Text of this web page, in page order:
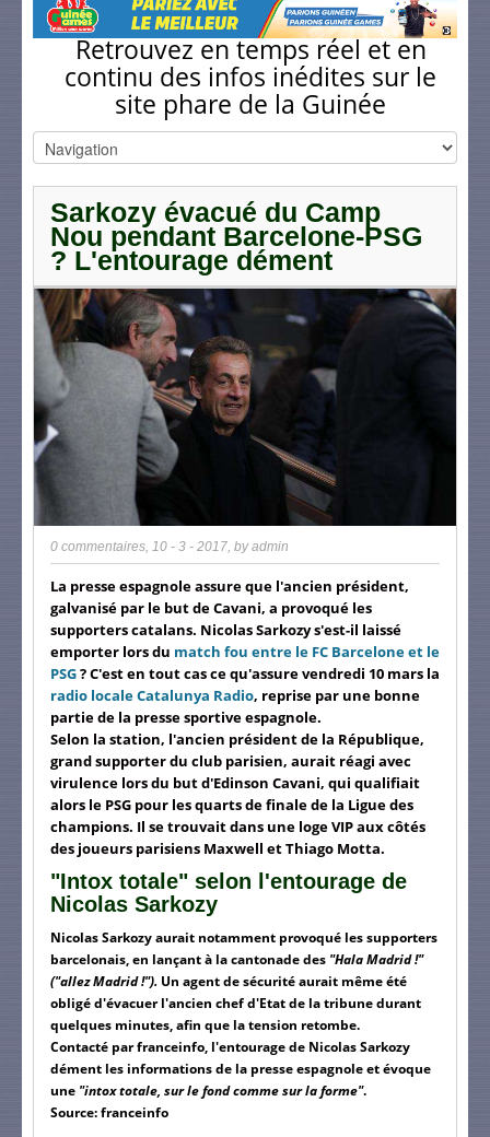
Retrouvez en temps réel et en
continu des infos inédites sur le
site phare de la Guinée
Sarkozy évacué du Camp
Nou pendant Barcelone-PSG
? L'entourage dément
0 commentaires, 10 - 3 - 2017, byadmin
La presse espagnole assure que l'ancien président,
galvanisé par le but de Cavani, a provoqué les
supporters catalans. Nicolas Sarkozy s'est-il laissé
emporter lors du match fou entre le FC Barcelone et le
PSG? C'est en tout cas ce qu'assure vendredi 10 mars la
radio locale Catalunya Radio, reprise par une bonne
partie de la presse sportive espagnole.
Selon la station, l'ancien président de la République,
grand supporter du club parisien, aurait réagi avec
virulence lors du but d'Edinson Cavani, qui qualifiait
alors le PSG pour les quarts de finale de la Ligue des
champions. Il se trouvait dans une loge VIP aux côtés
des joueurs parisiens Maxwell et Thiago Motta.
"Intox totale" selon l'entourage de
Nicolas Sarkozy
Nicolas Sarkozy aurait notamment provoqué les supporters
barcelonais, en lançant à la cantonade des "Hala Madrid !"
("allez Madrid !"). Un agent de sécurité aurait même été
obligé d'évacuer l'ancien chef d'Etat de la tribune durant
quelques minutes, afin que la tension retombe.
Contacté par franceinfo, l'entourage de Nicolas Sarkozy
dément les informations de la presse espagnole et évoque
une "intox totale, sur le fond comme sur la forme".
Source: franceinfo